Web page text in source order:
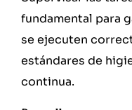
fundamental para
se ejecuten
estándares de
continua.